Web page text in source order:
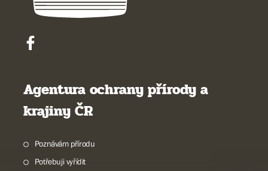
Agentura ochrany přírody a
krajiny ČR
Poznávám přírodu
Potřebuji vyřídit